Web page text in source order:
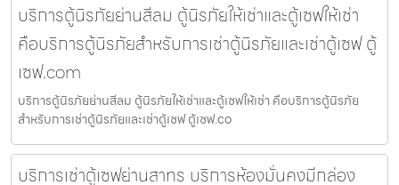
บริการตู้นิรภัยย่านสีลม ตู้นิรภัยให้เช่าและตู้เซฟให้เช่า
คือบริการตู้นิรภัยสำหรับการเช่าตู้นิรภัยและเช่าตู้เซฟ ตู้
เซฟ.com
บริการตู้นิรภัยย่านสีลม ตู้นิรภัยให้เช่าและตู้เซฟให้เช่า คือบริการตู้นิรภัย
สำหรับการเช่าตู้นิรภัยและเช่าตู้เซฟ ตู้เซฟ.co
บริการเช่าตู้เซฟย่านสาทร บริการห้องมั่นคงมีกล่อง